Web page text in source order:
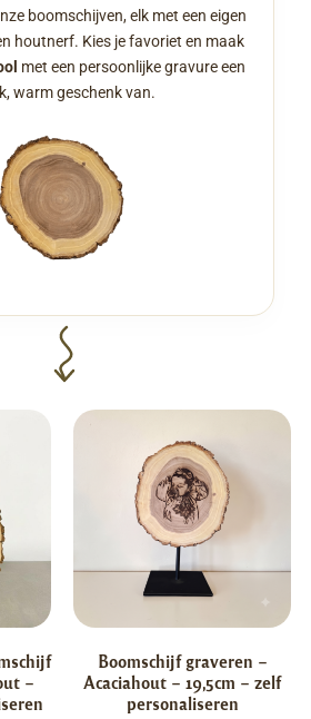
boomschijven, elk met een eigen
houtnerf. Kies je favoriet en maak
met een persoonlijke gravure een
warm geschenk van.
–
Boomschijf graveren –
Acaciahout – 19,5cm – zelf
personaliseren